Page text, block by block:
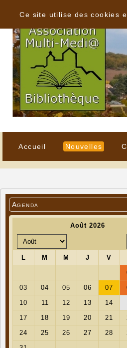
Accueil Nouvelles
Agenda
Ce site utilise des cookies